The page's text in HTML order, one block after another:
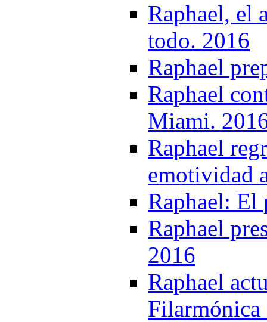
Raphael, el
todo. 2016
Raphael
Raphael
Miami.
Raphael
emotividad
Raphael: El
Raphael
2016
Raphael
Filarmónica